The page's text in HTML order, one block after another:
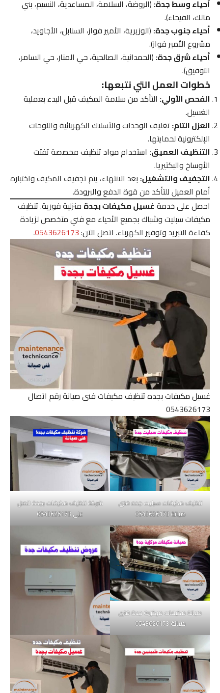
أحياء وسط جدة: (الروضة، السلامة، المساعدية، النسيم، بني
مالك، الفيحاء).
أحياء جنوب جدة: (الوزيرية، الأمير فواز، السنابل، الأجاويد،
مشروع الأمير فواز).
أحياء شرق جدة: (الحمدانية، الصالحية، حي المنار، حي السامر،
التوفيق).
خطوات العمل التي نتبعها:
الفحص الأولي: التأكد من سلامة المكيف قبل البدء بعملية
الغسيل.
العزل التام: تغليف الوحدات والأسلاك الكهربائية واللوحات
الإلكترونية لحمايتها.
التنظيف العميق: استخدام مواد تنظيف مخصصة تفتت
الأوساخ والبكتيريا.
التجفيف والتشغيل: بعد الانتهاء، يتم تجفيف المكيف واختباره
أمام العميل للتأكد من قوة الدفع والبرودة.
احصل على خدمةغسيل مكيفات بجدة منزلية فورية. تنظيف
مكيفات سبليت وشباك بجميع الأحياء مع فني متخصص لزيادة
كفاءة التبريد وتوفير الكهرباء. اتصل الآن:0543626173
.
غسيل مكيفات بجده تنظيف مكيفات فنى صيانة رقم اتصال
0543626173
تنظيف مكيفات سبليت جده فنى
صيانة 0543626173
شركة تنظيف مكيفات بجدة اتصل
على 0543626173
صيانة مكيفات مركزية جدة فنى
صيانة 0543626173